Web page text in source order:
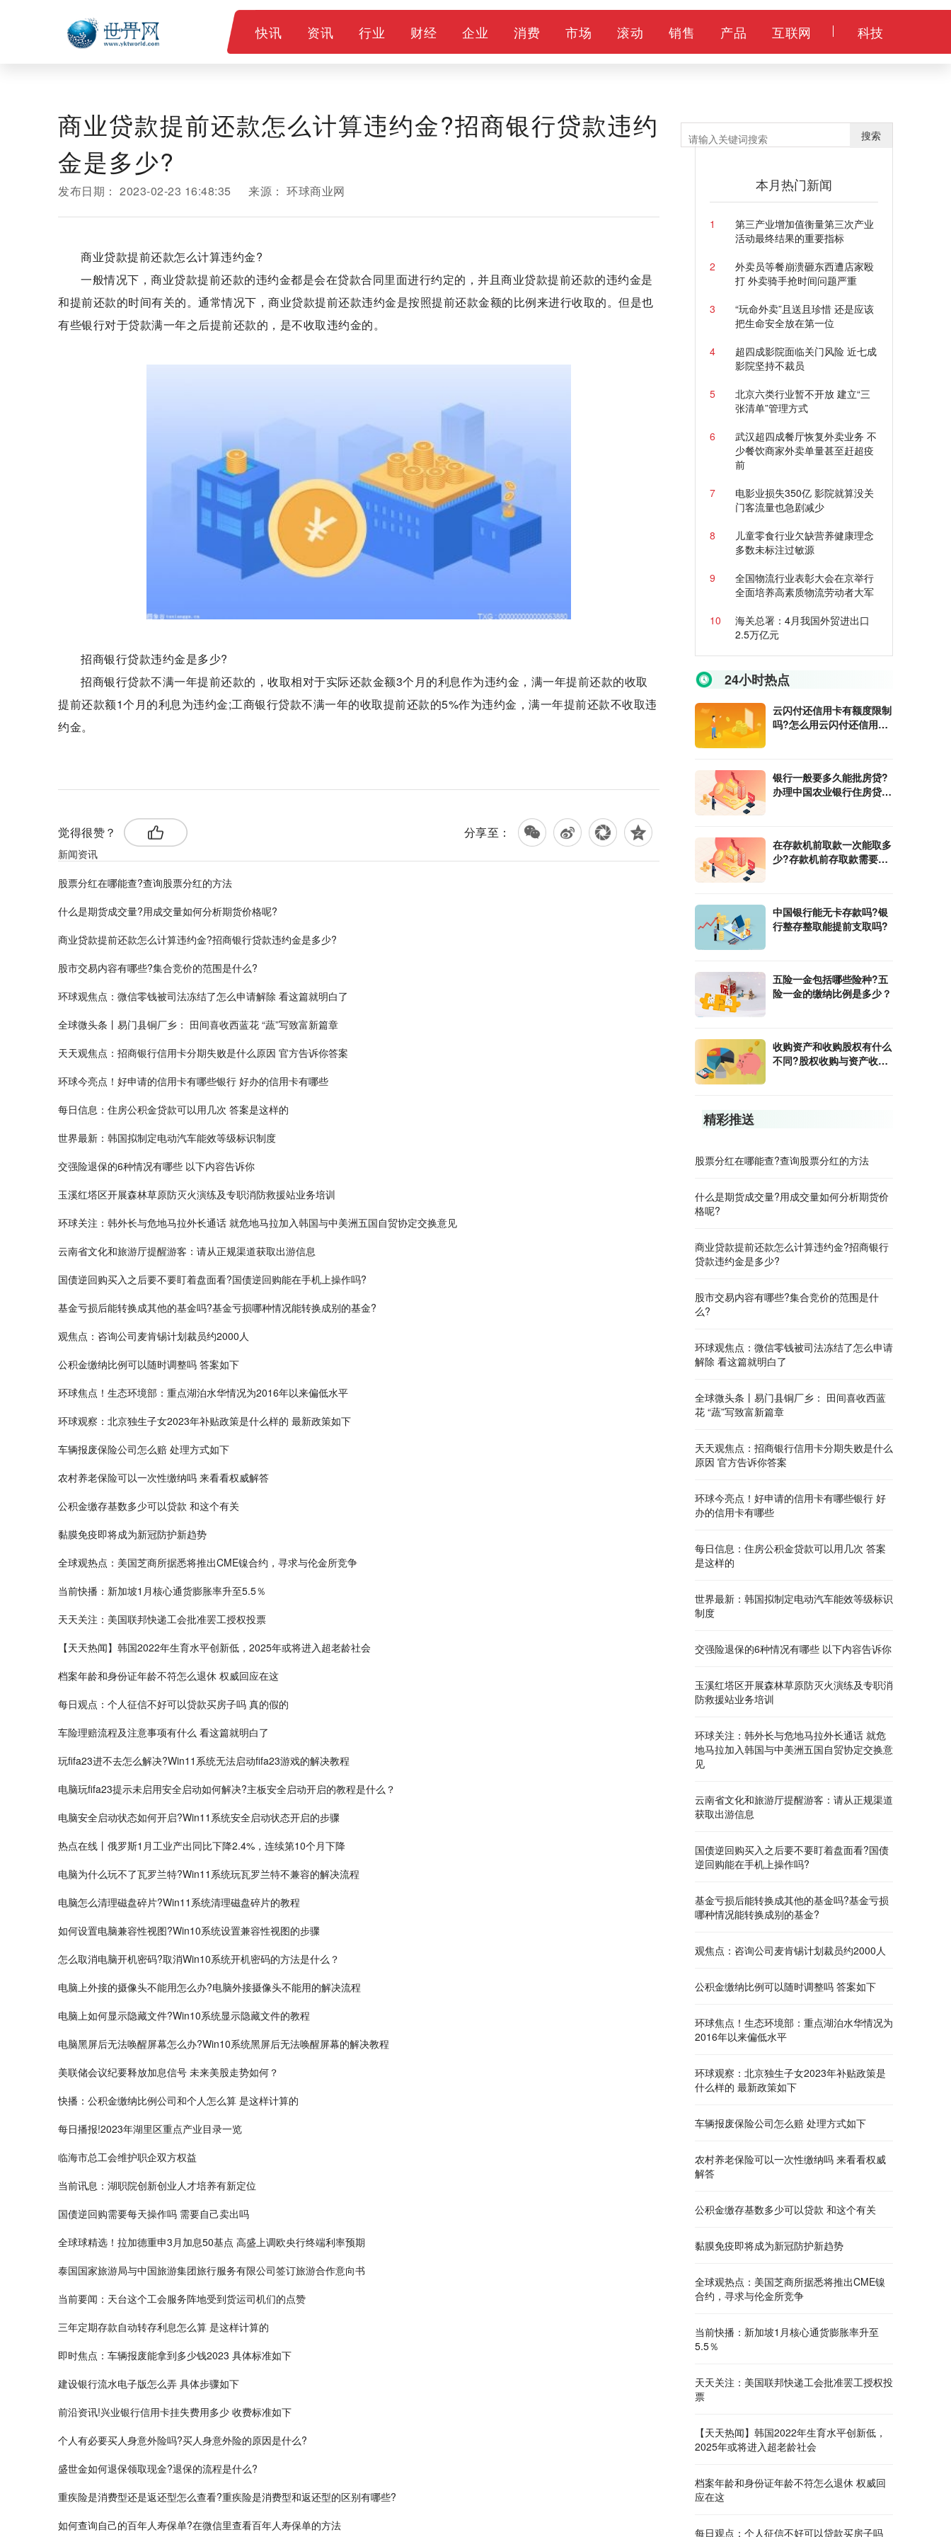
快讯 资讯 行业 财经 企业 消费 市场 滚动 销售 产品 互联网 科技
商业贷款提前还款怎么计算违约金?招商银行贷款违约
金是多少?
发布日期： 2023-02-23 16:48:35 来源： 环球商业网
商业贷款提前还款怎么计算违约金?
一般情况下，商业贷款提前还款的违约金都是会在贷款合同里面进行约定的，并且商业贷款提前还款的违约金是
和提前还款的时间有关的。通常情况下，商业贷款提前还款违约金是按照提前还款金额的比例来进行收取的。但是也
有些银行对于贷款满一年之后提前还款的，是不收取违约金的。
招商银行贷款违约金是多少?
招商银行贷款不满一年提前还款的，收取相对于实际还款金额3个月的利息作为违约金，满一年提前还款的收取
提前还款额1个月的利息为违约金;工商银行贷款不满一年的收取提前还款的5%作为违约金，满一年提前还款不收取违
约金。
觉得很赞？ 分享至：
新闻资讯
股票分红在哪能查?查询股票分红的方法
什么是期货成交量?用成交量如何分析期货价格呢?
商业贷款提前还款怎么计算违约金?招商银行贷款违约金是多少?
股市交易内容有哪些?集合竞价的范围是什么?
环球观焦点：微信零钱被司法冻结了怎么申请解除 看这篇就明白了
全球微头条丨易门县铜厂乡： 田间喜收西蓝花 “蔬”写致富新篇章
天天观焦点：招商银行信用卡分期失败是什么原因 官方告诉你答案
环球今亮点！好申请的信用卡有哪些银行 好办的信用卡有哪些
每日信息：住房公积金贷款可以用几次 答案是这样的
世界最新：韩国拟制定电动汽车能效等级标识制度
交强险退保的6种情况有哪些 以下内容告诉你
玉溪红塔区开展森林草原防灭火演练及专职消防救援站业务培训
环球关注：韩外长与危地马拉外长通话 就危地马拉加入韩国与中美洲五国自贸协定交换意见
云南省文化和旅游厅提醒游客：请从正规渠道获取出游信息
国债逆回购买入之后要不要盯着盘面看?国债逆回购能在手机上操作吗?
基金亏损后能转换成其他的基金吗?基金亏损哪种情况能转换成别的基金?
观焦点：咨询公司麦肯锡计划裁员约2000人
公积金缴纳比例可以随时调整吗 答案如下
环球焦点！生态环境部：重点湖泊水华情况为2016年以来偏低水平
环球观察：北京独生子女2023年补贴政策是什么样的 最新政策如下
车辆报废保险公司怎么赔 处理方式如下
农村养老保险可以一次性缴纳吗 来看看权威解答
公积金缴存基数多少可以贷款 和这个有关
黏膜免疫即将成为新冠防护新趋势
全球观热点：美国芝商所据悉将推出CME镍合约，寻求与伦金所竞争
当前快播：新加坡1月核心通货膨胀率升至5.5％
天天关注：美国联邦快递工会批准罢工授权投票
【天天热闻】韩国2022年生育水平创新低，2025年或将进入超老龄社会
档案年龄和身份证年龄不符怎么退休 权威回应在这
每日观点：个人征信不好可以贷款买房子吗 真的假的
车险理赔流程及注意事项有什么 看这篇就明白了
玩fifa23进不去怎么解决?Win11系统无法启动fifa23游戏的解决教程
电脑玩fifa23提示未启用安全启动如何解决?主板安全启动开启的教程是什么？
电脑安全启动状态如何开启?Win11系统安全启动状态开启的步骤
热点在线丨俄罗斯1月工业产出同比下降2.4%，连续第10个月下降
电脑为什么玩不了瓦罗兰特?Win11系统玩瓦罗兰特不兼容的解决流程
电脑怎么清理磁盘碎片?Win11系统清理磁盘碎片的教程
如何设置电脑兼容性视图?Win10系统设置兼容性视图的步骤
怎么取消电脑开机密码?取消Win10系统开机密码的方法是什么？
电脑上外接的摄像头不能用怎么办?电脑外接摄像头不能用的解决流程
电脑上如何显示隐藏文件?Win10系统显示隐藏文件的教程
电脑黑屏后无法唤醒屏幕怎么办?Win10系统黑屏后无法唤醒屏幕的解决教程
美联储会议纪要释放加息信号 未来美股走势如何？
快播：公积金缴纳比例公司和个人怎么算 是这样计算的
每日播报!2023年湖里区重点产业目录一览
临海市总工会维护职企双方权益
当前讯息：湖职院创新创业人才培养有新定位
国债逆回购需要每天操作吗 需要自己卖出吗
全球球精选！拉加德重申3月加息50基点 高盛上调欧央行终端利率预期
泰国国家旅游局与中国旅游集团旅行服务有限公司签订旅游合作意向书
当前要闻：天台这个工会服务阵地受到货运司机们的点赞
三年定期存款自动转存利息怎么算 是这样计算的
即时焦点：车辆报废能拿到多少钱2023 具体标准如下
建设银行流水电子版怎么弄 具体步骤如下
前沿资讯!兴业银行信用卡挂失费用多少 收费标准如下
个人有必要买人身意外险吗?买人身意外险的原因是什么?
盛世金如何退保领取现金?退保的流程是什么?
重疾险是消费型还是返还型怎么查看?重疾险是消费型和返还型的区别有哪些?
如何查询​自己的百年人寿保单?在微信里查看百年人寿保单的方法
搜索
本月热门新闻
1
第三产业增加值衡量第三次产业
活动最终结果的重要指标
2
外卖员等餐崩溃砸东西遭店家殴
打 外卖骑手抢时间问题严重
3
“玩命外卖”且送且珍惜 还是应该
把生命安全放在第一位
4
超四成影院面临关门风险 近七成
影院坚持不裁员
5
北京六类行业暂不开放 建立“三
张清单”管理方式
6
武汉超四成餐厅恢复外卖业务 不
少餐饮商家外卖单量甚至赶超疫
前
7
电影业损失350亿 影院就算没关
门客流量也急剧减少
8
儿童零食行业欠缺营养健康理念
多数未标注过敏源
9
全国物流行业表彰大会在京举行
全面培养高素质物流劳动者大军
10
海关总署：4月我国外贸进出口
2.5万亿元
24小时热点
云闪付还信用卡有额度限制
吗?怎么用云闪付还信用
银行一般要多久能批房贷?
办理中国农业银行住房贷款
在​存款机前取款一次能取多
少?存款机前存取款需要注
中国银行能无卡存款吗?银
行整存整取能提前支取吗?
五险一金包括哪些险种?五
险一金的缴纳比例是多少？
收购资产和收购股权有什么
不同?股权收购与资产收购
精彩推送
股票分红在哪能查?查询股票分红的方法
什么是期货成交量?用成交量如何分析期货价
格呢?
商业贷款提前还款怎么计算违约金?招商银行
贷款违约金是多少?
股市交易内容有哪些?集合竞价的范围是什
么?
环球观焦点：微信零钱被司法冻结了怎么申请
解除 看这篇就明白了
全球微头条丨易门县铜厂乡： 田间喜收西蓝
花 “蔬”写致富新篇章
天天观焦点：招商银行信用卡分期失败是什么
原因 官方告诉你答案
环球今亮点！好申请的信用卡有哪些银行 好
办的信用卡有哪些
每日信息：住房公积金贷款可以用几次 答案
是这样的
世界最新：韩国拟制定电动汽车能效等级标识
制度
交强险退保的6种情况有哪些 以下内容告诉你
玉溪红塔区开展森林草原防灭火演练及专职消
防救援站业务培训
环球关注：韩外长与危地马拉外长通话 就危
地马拉加入韩国与中美洲五国自贸协定交换意
见
云南省文化和旅游厅提醒游客：请从正规渠道
获取出游信息
国债逆回购买入之后要不要盯着盘面看?国债
逆回购能在手机上操作吗?
基金亏损后能转换成其他的基金吗?基金亏损
哪种情况能转换成别的基金?
观焦点：咨询公司麦肯锡计划裁员约2000人
公积金缴纳比例可以随时调整吗 答案如下
环球焦点！生态环境部：重点湖泊水华情况为
2016年以来偏低水平
环球观察：北京独生子女2023年补贴政策是
什么样的 最新政策如下
车辆报废保险公司怎么赔 处理方式如下
农村养老保险可以一次性缴纳吗 来看看权威
解答
公积金缴存基数多少可以贷款 和这个有关
黏膜免疫即将成为新冠防护新趋势
全球观热点：美国芝商所据悉将推出CME镍
合约，寻求与伦金所竞争
当前快播：新加坡1月核心通货膨胀率升至
5.5％
天天关注：美国联邦快递工会批准罢工授权投
票
【天天热闻】韩国2022年生育水平创新低，
2025年或将进入超老龄社会
档案年龄和身份证年龄不符怎么退休 权威回
应在这
每日观点：个人征信不好可以贷款买房子吗